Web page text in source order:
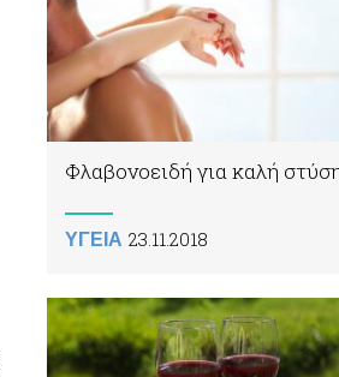
Φλαβονοειδή για καλή
ΥΓΕΙΑ 23.11.2018